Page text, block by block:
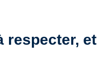
respecter, et